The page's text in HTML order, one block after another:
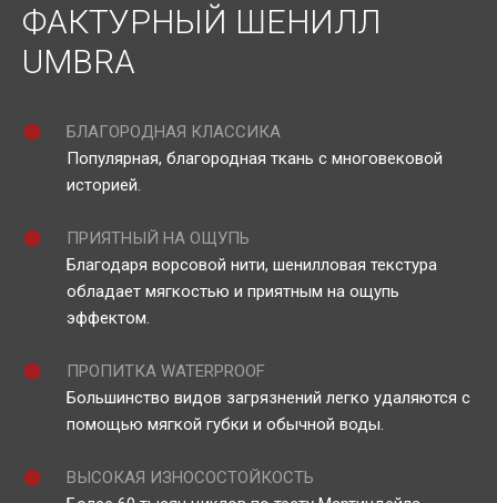
ФАКТУРНЫЙ ШЕНИЛЛ
UMBRA
БЛАГОРОДНАЯ КЛАССИКА
Популярная, благородная ткань с многовековой
историей.
ПРИЯТНЫЙ НА ОЩУПЬ
Благодаря ворсовой нити, шенилловая текстура
обладает мягкостью и приятным на ощупь
эффектом.
ПРОПИТКА WATERPROOF
Большинство видов загрязнений легко удаляются с
помощью мягкой губки и обычной воды.
ВЫСОКАЯ ИЗНОСОСТОЙКОСТЬ